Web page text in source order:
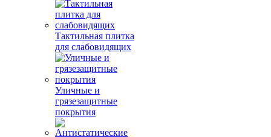
Тактильная плитка
для слабовидящих
Уличные и
грязезащитные
покрытия